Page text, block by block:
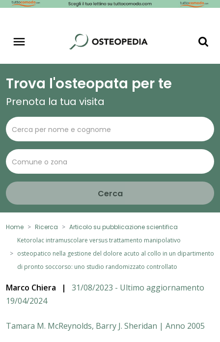
Trova l'osteopata per te
Prenota la tua visita
Cerca
Home Ricerca
Articolo su pubblicazione scientifica
Ketorolac intramuscolare versus trattamento manipolativo
osteopatico nella gestione del dolore acuto al collo in un dipartimento
di pronto soccorso: uno studio randomizzato controllato
Marco Chiera |
31/08/2023 - Ultimo aggiornamento
19/04/2024
Tamara M. McReynolds, Barry J. Sheridan | Anno 2005